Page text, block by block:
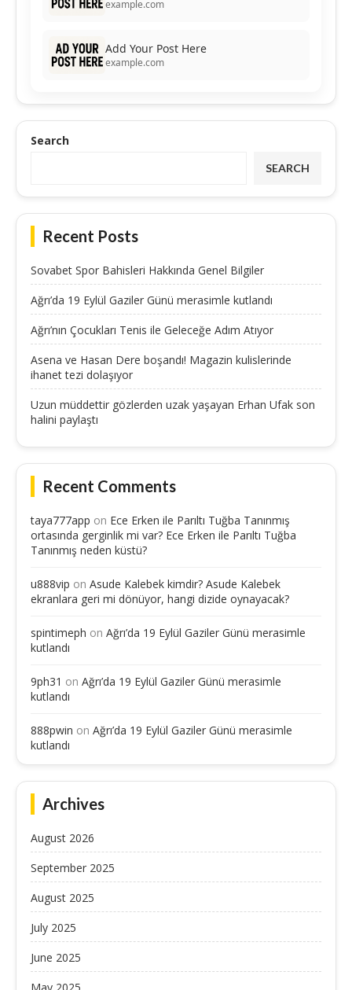
example.com
Add Your Post Here
example.com
Search
SEARCH
Recent Posts
Sovabet Spor Bahisleri Hakkında Genel Bilgiler
Ağrı’da 19 Eylül Gaziler Günü merasimle kutlandı
Ağrı’nın Çocukları Tenis ile Geleceğe Adım Atıyor
Asena ve Hasan Dere boşandı! Magazin kulislerinde
ihanet tezi dolaşıyor
Uzun müddettir gözlerden uzak yaşayan Erhan Ufak son
halini paylaştı
Recent Comments
taya777app on Ece Erken ile Parıltı Tuğba Tanınmış
ortasında gerginlik mi var? Ece Erken ile Parıltı Tuğba
Tanınmış neden küstü?
u888vip on Asude Kalebek kimdir? Asude Kalebek
ekranlara geri mi dönüyor, hangi dizide oynayacak?
spintimeph on Ağrı’da 19 Eylül Gaziler Günü merasimle
kutlandı
9ph31 on Ağrı’da 19 Eylül Gaziler Günü merasimle
kutlandı
888pwin on Ağrı’da 19 Eylül Gaziler Günü merasimle
kutlandı
Archives
August 2026
September 2025
August 2025
July 2025
June 2025